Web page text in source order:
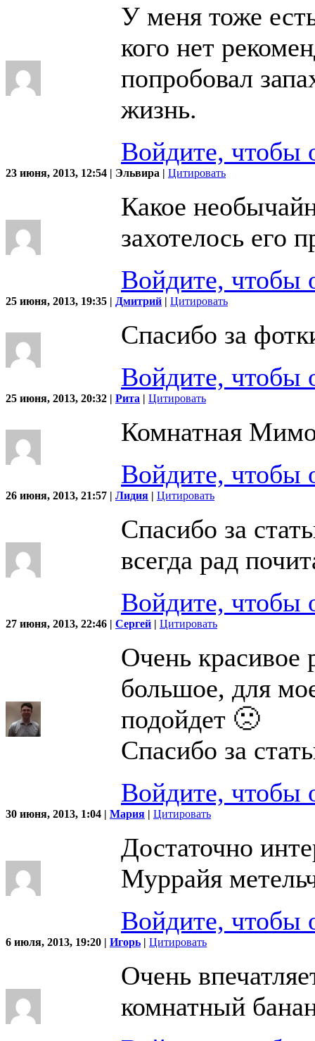
У меня тоже
кого нет
попробовал
жизнь.
Войдите, чтобы
23 июня, 2013, 12:54 | Эльвира | Цитировать
Какое
захотелось его
Войдите, чтобы
25 июня, 2013, 19:35 | Дмитрий | Цитировать
Спасибо за
Войдите, чтобы
25 июня, 2013, 20:32 | Рита | Цитировать
Комнатная
Войдите, чтобы
26 июня, 2013, 21:57 | Лидия | Цитировать
Спасибо за
всегда рад
Войдите, чтобы
27 июня, 2013, 22:46 | Сергей | Цитировать
Очень красивое
большое, для
подойдет 🙁
Спасибо за
Войдите, чтобы
30 июня, 2013, 1:04 | Мария | Цитировать
Достаточно
Муррайя
Войдите, чтобы
6 июля, 2013, 19:20 | Игорь | Цитировать
Очень
комнатный